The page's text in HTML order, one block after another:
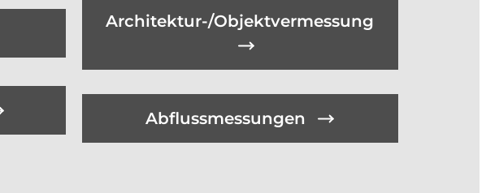
Architektur-/Objektvermessung
Abflussmessungen